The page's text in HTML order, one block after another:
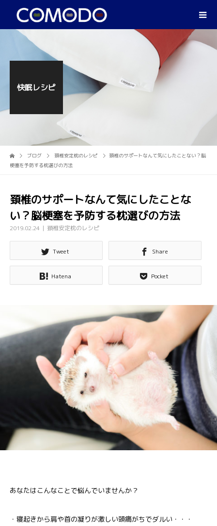
快眠レシピ
ブログ 頚椎安定枕のレシピ
頚椎のサポートなんて気にしたことない？脳
梗塞を予防する枕選びの方法
頚椎のサポートなんて気にしたことな
い？脳梗塞を予防する枕選びの方法
2019.02.24 頚椎安定枕のレシピ
Tweet Share
Hatena Pocket
あなたはこんなことで悩んでいませんか？
・寝起きから肩や首の凝りが激しい頭痛がちでダルい・・・